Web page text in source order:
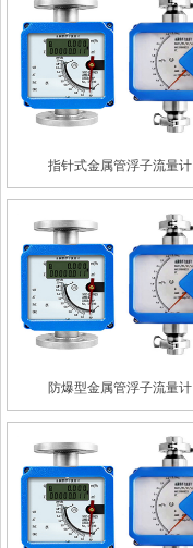
指针式金属管浮子流量计
防爆型金属管浮子流量计